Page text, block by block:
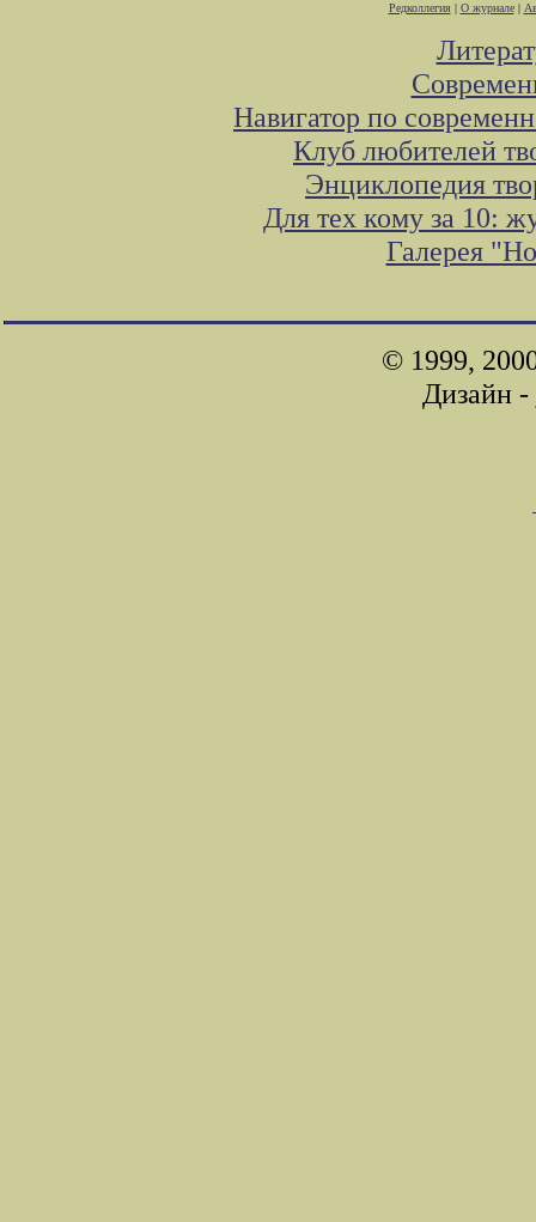
Редколлегия| О журнале|
Навигатор по
Клуб любителей
Энциклопедия
Для тех кому за 10:
Галерея
© 1999,
Дизайн -